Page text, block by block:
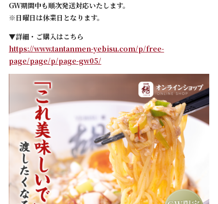
GW期間中も順次発送対応いたします。
※日曜日は休業日となります。
▼詳細・ご購入はこちら
https://www.tantanmen-yebisu.com/p/free-
page/page/p/page-gw05/